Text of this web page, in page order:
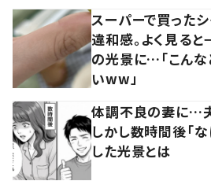
スーパーで買った
違和感。よく見ると
の光景に…「こんな
いww」
体調不良の妻に…夫
しかし数時間後「
した光景とは